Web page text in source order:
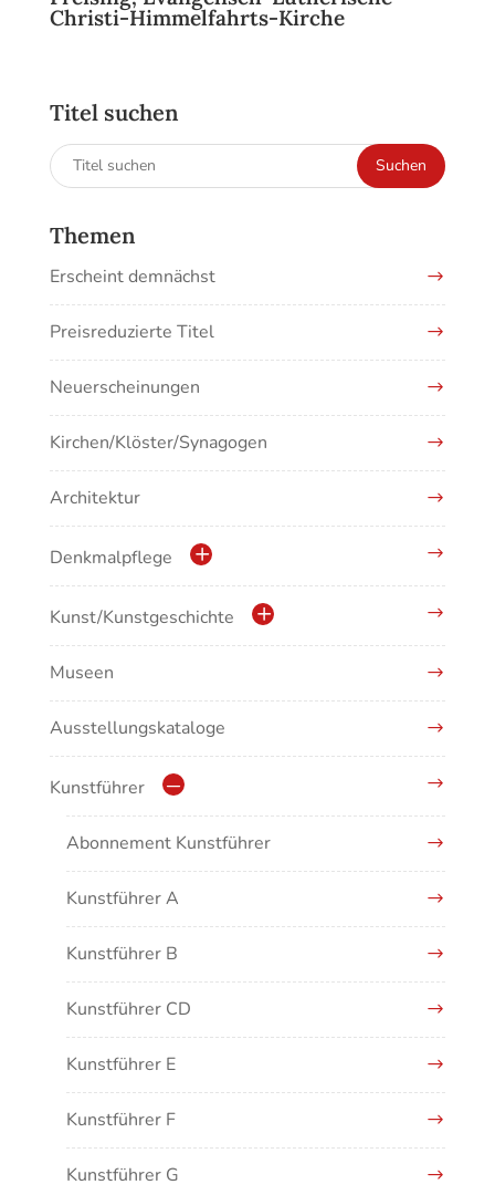
Christi-Himmelfahrts-Kirche
Titel suchen
Suchen
nach:
Suchen
Themen
Erscheint demnächst
Preisreduzierte Titel
Neuerscheinungen
Kirchen/Klöster/Synagogen
Architektur
Denkmalpflege
Kulturdenkmale in Baden-Württemberg
Kunst/Kunstgeschichte
Antike/Mittelalter
Renaissance/Barock/19. Jahrhundert
Moderne/Gegenwartskunst
Übergreifende Darstellungen
Museen
Ausstellungskataloge
Kunstführer
Abonnement Kunstführer
Kunstführer A
Kunstführer B
Kunstführer CD
Kunstführer E
Kunstführer F
Kunstführer G